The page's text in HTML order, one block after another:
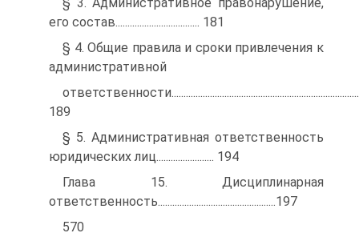
его состав................................... 181
§ 4. Общие правила и сроки привлечения к
административной
189
§ 5. Административная ответственность
юридических лиц........................ 194
Глава 15. Дисциплинарная
ответственность.................................................197
570